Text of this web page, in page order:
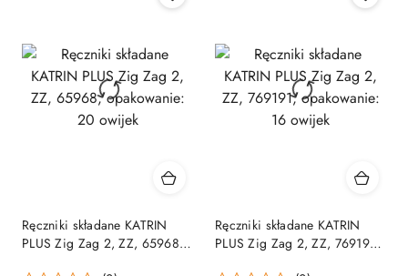
Ręczniki składane KATRIN
PLUS Zig Zag 2, ZZ, 65968,
Ręczniki składane KATRIN
PLUS Zig Zag 2, ZZ, 769191,